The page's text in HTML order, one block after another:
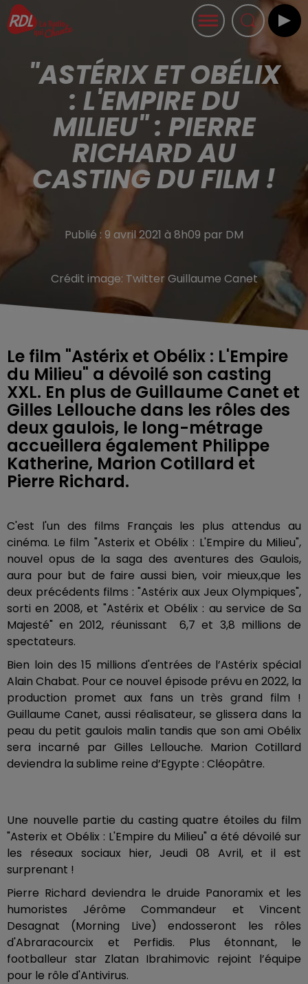
"ASTÉRIX ET OBÉLIX
: L'EMPIRE DU
MILIEU" : PIERRE
RICHARD AU
CASTING DU FILM !
Publié : 9 avril 2021 à 8h09 par DM
Crédit image: Twitter Guillaume Canet
Le film "Astérix et Obélix : L'Empire
du Milieu" a dévoilé son casting
XXL. En plus de Guillaume Canet et
Gilles Lellouche dans les rôles des
deux gaulois, le long-métrage
accueillera également Philippe
Katherine, Marion Cotillard et
Pierre Richard.
C'est l'un des films Français les plus attendus au
cinéma. Le film "Asterix et Obélix : L'Empire du Milieu",
nouvel opus de la saga des aventures des Gaulois,
aura pour but de faire aussi bien, voir mieux,que les
deux précédents films : "Astérix aux Jeux Olympiques",
sorti en 2008, et "Astérix et Obélix : au service de Sa
Majesté" en 2012, réunissant 6,7 et 3,8 millions de
spectateurs.
Bien loin des 15 millions d'entrées de l’Astérix spécial
Alain Chabat. Pour ce nouvel épisode prévu en 2022, la
production promet aux fans un très grand film !
Guillaume Canet, aussi réalisateur, se glissera dans la
peau du petit gaulois malin tandis que son ami Obélix
sera incarné par Gilles Lellouche. Marion Cotillard
deviendra la sublime reine d’Egypte : Cléopâtre.
Une nouvelle partie du casting quatre étoiles du film
"Asterix et Obélix : L'Empire du Milieu" a été dévoilé sur
les réseaux sociaux hier, Jeudi 08 Avril, et il est
surprenant !
Pierre Richard deviendra le druide Panoramix et les
humoristes Jérôme Commandeur et Vincent
Desagnat (Morning Live) endosseront les rôles
d'Abraracourcix et Perfidis. Plus étonnant, le
footballeur star Zlatan Ibrahimovic rejoint l’équipe
pour le rôle d'Antivirus.